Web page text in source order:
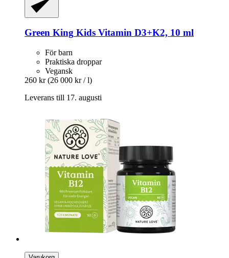
Green King Kids Vitamin D3+K2, 10 ml
För barn
Praktiska droppar
Vegansk
260 kr (26 000 kr / l)
Leverans till 17. augusti